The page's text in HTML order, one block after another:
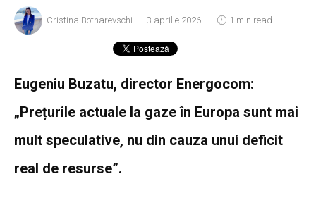
Cristina Botnarevschi 3 aprilie 2026 1 min read
Eugeniu Buzatu, director Energocom:
„Prețurile actuale la gaze în Europa sunt mai
mult speculative, nu din cauza unui deficit
real de resurse”.